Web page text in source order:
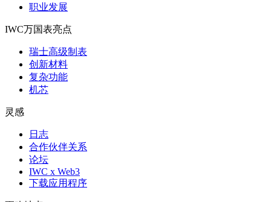
职业发展
IWC万国表亮点
瑞士高级制表
创新材料
复杂功能
机芯
灵感
日志
合作伙伴关系
论坛
IWC x Web3
下载应用程序